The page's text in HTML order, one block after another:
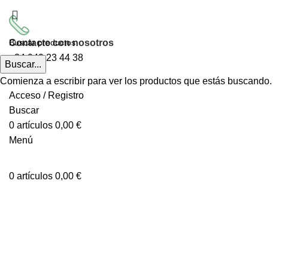
Contacte con nosotros
+34949 23 44 38
Acceso / Registro
Buscar
0 artículos 0,00 €
Menú
0 artículos 0,00 €
Buscar...
Comienza a escribir para ver los productos que estás buscando.